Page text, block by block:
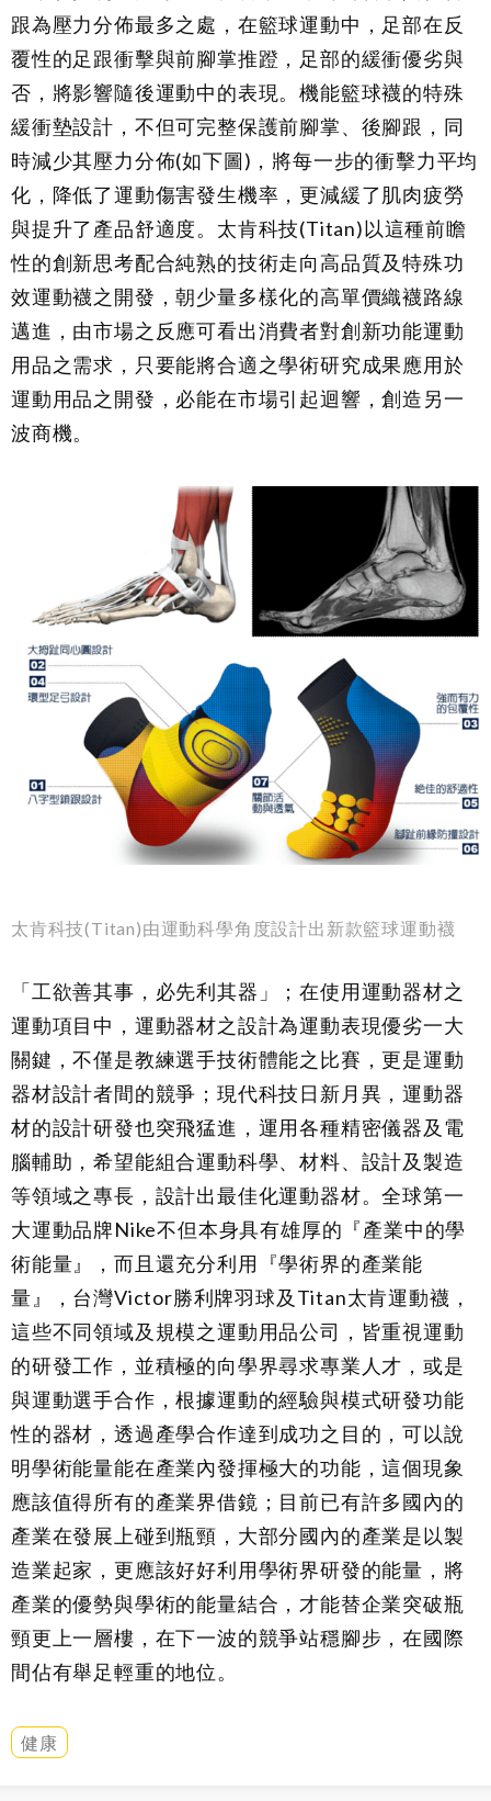
跟為壓力分佈最多之處，在籃球運動中，足部在反
覆性的足跟衝擊與前腳掌推蹬，足部的緩衝優劣與
否，將影響隨後運動中的表現。機能籃球襪的特殊
緩衝墊設計，不但可完整保護前腳掌、後腳跟，同
時減少其壓力分佈(如下圖)，將每一步的衝擊力平均
化，降低了運動傷害發生機率，更減緩了肌肉疲勞
與提升了產品舒適度。太肯科技(Titan)以這種前瞻
性的創新思考配合純熟的技術走向高品質及特殊功
效運動襪之開發，朝少量多樣化的高單價織襪路線
邁進，由市場之反應可看出消費者對創新功能運動
用品之需求，只要能將合適之學術研究成果應用於
運動用品之開發，必能在市場引起迴響，創造另一
波商機。
太肯科技(Titan)由運動科學角度設計出新款籃球運動襪
「工欲善其事，必先利其器」；在使用運動器材之
運動項目中，運動器材之設計為運動表現優劣一大
關鍵，不僅是教練選手技術體能之比賽，更是運動
器材設計者間的競爭；現代科技日新月異，運動器
材的設計研發也突飛猛進，運用各種精密儀器及電
腦輔助，希望能組合運動科學、材料、設計及製造
等領域之專長，設計出最佳化運動器材。全球第一
大運動品牌Nike不但本身具有雄厚的『產業中的學
術能量』，而且還充分利用『學術界的產業能
量』，台灣Victor勝利牌羽球及Titan太肯運動襪，
這些不同領域及規模之運動用品公司，皆重視運動
的研發工作，並積極的向學界尋求專業人才，或是
與運動選手合作，根據運動的經驗與模式研發功能
性的器材，透過產學合作達到成功之目的，可以說
明學術能量能在產業內發揮極大的功能，這個現象
應該值得所有的產業界借鏡；目前已有許多國內的
產業在發展上碰到瓶頸，大部分國內的產業是以製
造業起家，更應該好好利用學術界研發的能量，將
產業的優勢與學術的能量結合，才能替企業突破瓶
頸更上一層樓，在下一波的競爭站穩腳步，在國際
間佔有舉足輕重的地位。
健康